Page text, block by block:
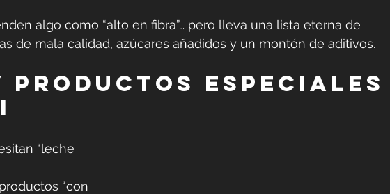
algo como “alto en fibra”… pero lleva una lista eterna de
de mala calidad, azúcares añadidos y un montón de aditivos.
productos especiales
“leche
“con